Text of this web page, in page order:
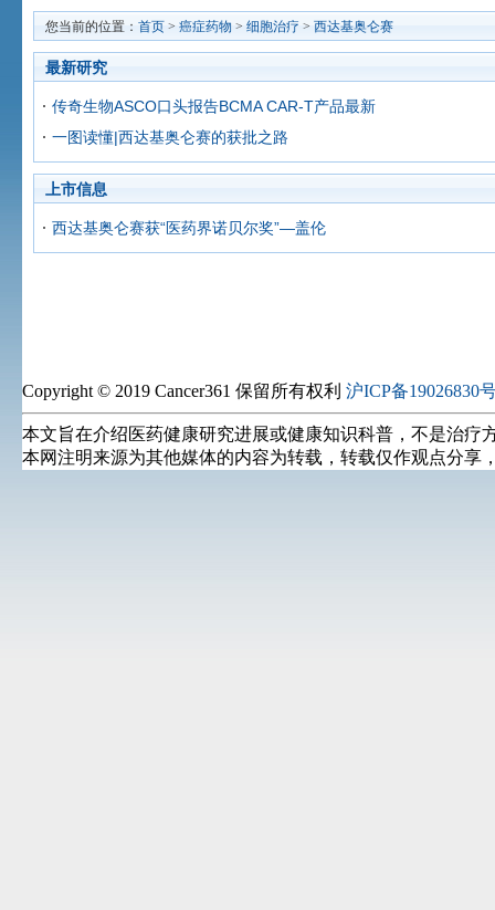
您当前的位置： 首页 > 癌症药物 > 细胞治疗 > 西达基奥仑赛
最新研究
传奇生物ASCO口头报告BCMA CAR-T产品最新
一图读懂|西达基奥仑赛的获批之路
上市信息
西达基奥仑赛获“医药界诺贝尔奖”—盖伦
Copyright © 2019 Cancer361 保留所有权利 沪ICP备19026830
本文旨在介绍医药健康研究进展或健康知识科普，不是治
本网注明来源为其他媒体的内容为转载，转载仅作观点分享